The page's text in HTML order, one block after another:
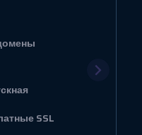
SSL